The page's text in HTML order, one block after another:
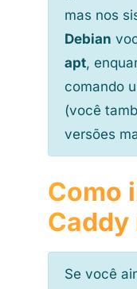
mas nos
Debian
apt,
comando
(você
versões
Como
Caddy
Se você